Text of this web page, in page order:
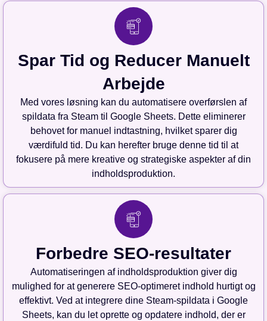
Spar Tid og Reducer Manuelt
Arbejde
Med vores løsning kan du automatisere overførslen af
spildata fra Steam til Google Sheets. Dette eliminerer
behovet for manuel indtastning, hvilket sparer dig
værdifuld tid. Du kan herefter bruge denne tid til at
fokusere på mere kreative og strategiske aspekter af din
indholdsproduktion.
Forbedre SEO-resultater
Automatiseringen af indholdsproduktion giver dig
mulighed for at generere SEO-optimeret indhold hurtigt og
effektivt. Ved at integrere dine Steam-spildata i Google
Sheets, kan du let oprette og opdatere indhold, der er